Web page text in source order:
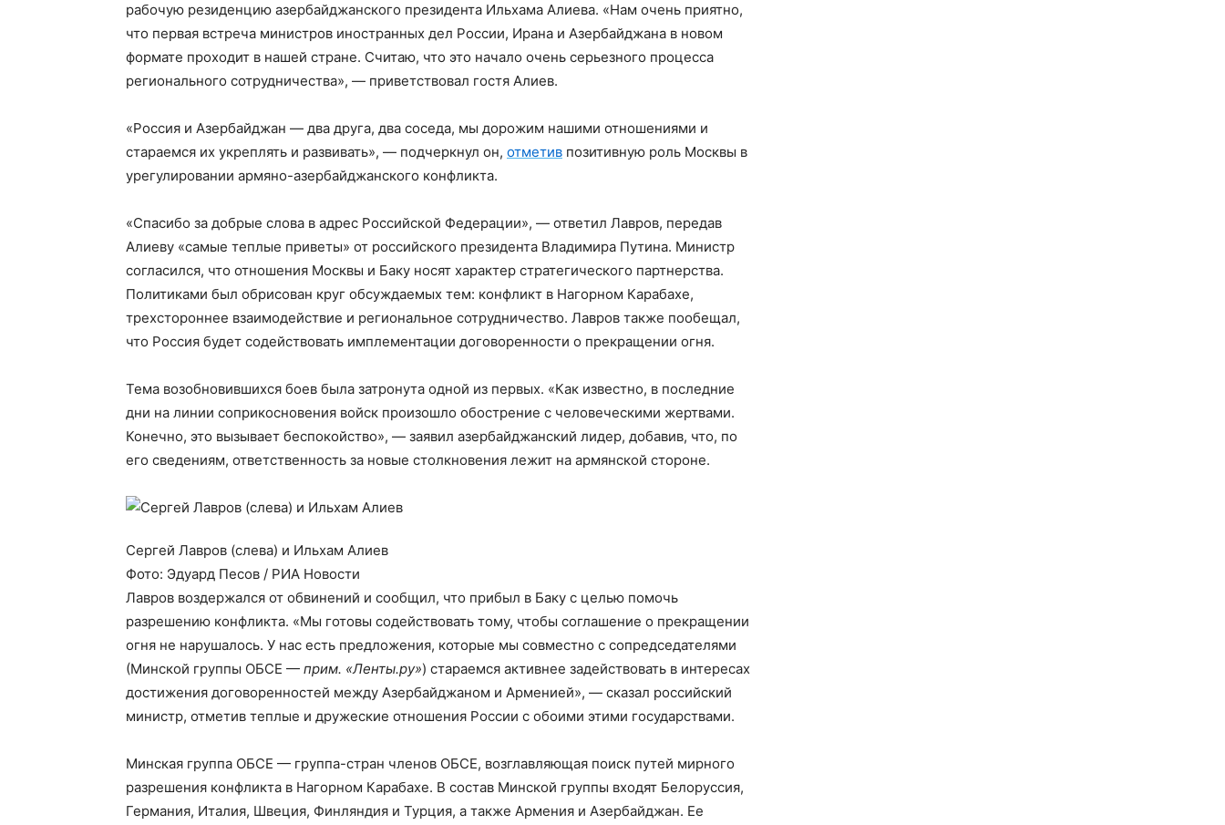
рабочую резиденцию азербайджанского президента Ильхама Алиева. «Нам очень приятно,
что первая встреча министров иностранных дел России, Ирана и Азербайджана в новом
формате проходит в нашей стране. Считаю, что это начало очень серьезного процесса
регионального сотрудничества», — приветствовал гостя Алиев.
«Россия и Азербайджан — два друга, два соседа, мы дорожим нашими отношениями и
стараемся их укреплять и развивать», — подчеркнул он, отметив позитивную роль Москвы в
урегулировании армяно-азербайджанского конфликта.
«Спасибо за добрые слова в адрес Российской Федерации», — ответил Лавров, передав
Алиеву «самые теплые приветы» от российского президента Владимира Путина. Министр
согласился, что отношения Москвы и Баку носят характер стратегического партнерства.
Политиками был обрисован круг обсуждаемых тем: конфликт в Нагорном Карабахе,
трехстороннее взаимодействие и региональное сотрудничество. Лавров также пообещал,
что Россия будет содействовать имплементации договоренности о прекращении огня.
Тема возобновившихся боев была затронута одной из первых. «Как известно, в последние
дни на линии соприкосновения войск произошло обострение с человеческими жертвами.
Конечно, это вызывает беспокойство», — заявил азербайджанский лидер, добавив, что, по
его сведениям, ответственность за новые столкновения лежит на армянской стороне.
Сергей Лавров (слева) и Ильхам Алиев
Фото: Эдуард Песов / РИА Новости
Лавров воздержался от обвинений и сообщил, что прибыл в Баку с целью помочь
разрешению конфликта. «Мы готовы содействовать тому, чтобы соглашение о прекращении
огня не нарушалось. У нас есть предложения, которые мы совместно с сопредседателями
(Минской группы ОБСЕ — прим. «Ленты.ру») стараемся активнее задействовать в интересах
достижения договоренностей между Азербайджаном и Арменией», — сказал российский
министр, отметив теплые и дружеские отношения России с обоими этими государствами.
Минская группа ОБСЕ — группа-стран членов ОБСЕ, возглавляющая поиск путей мирного
разрешения конфликта в Нагорном Карабахе. В состав Минской группы входят Белоруссия,
Германия, Италия, Швеция, Финляндия и Турция, а также Армения и Азербайджан. Ее